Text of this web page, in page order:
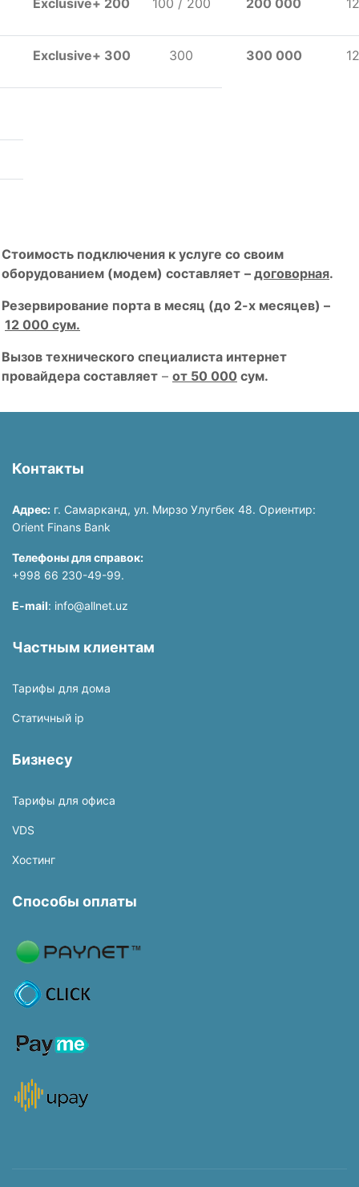
Exclusive+ 200 100 / 200 200 000
Exclusive+ 300 300 300 000
Стоимость подключения к услуге со своим
оборудованием (модем) составляет – договорная.
Резервирование порта в месяц (до 2-х месяцев) –
12 000 сум.
Вызов технического специалиста интернет
провайдера составляет – от 50 000 сум.
Контакты
Адрес: г. Самарканд, ул. Мирзо Улугбек 48. Ориентир:
Orient Finans Bank
Телефоны для справок:
+998 66 230-49-99.
E-mail: info@allnet.uz
Частным клиентам
Тарифы для дома
Статичный ip
Бизнесу
Тарифы для офиса
VDS
Хостинг
Способы оплаты